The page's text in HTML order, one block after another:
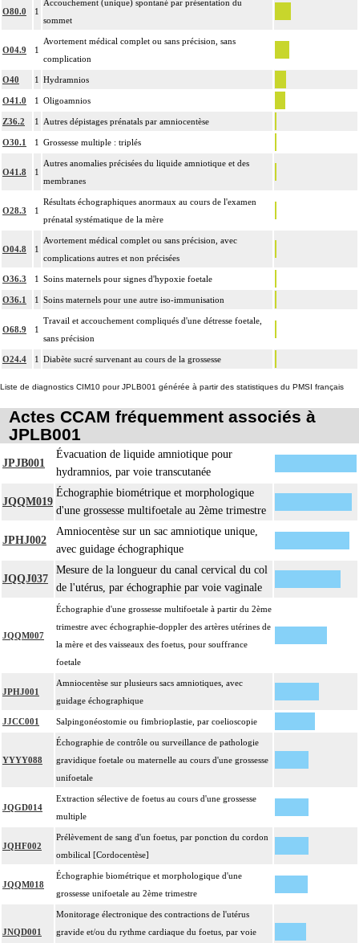
O80.0 1
Accouchement (unique) spontané par présentation du
sommet
O04.9 1
Avortement médical complet ou sans précision, sans
complication
O40 1 Hydramnios
O41.0 1 Oligoamnios
Z36.2 1 Autres dépistages prénatals par amniocentèse
O30.1 1 Grossesse multiple : triplés
O41.8 1
Autres anomalies précisées du liquide amniotique et des
membranes
O28.3 1
Résultats échographiques anormaux au cours de l'examen
prénatal systématique de la mère
O04.8 1
Avortement médical complet ou sans précision, avec
complications autres et non précisées
O36.3 1 Soins maternels pour signes d'hypoxie foetale
O36.1 1 Soins maternels pour une autre iso-immunisation
O68.9 1
Travail et accouchement compliqués d'une détresse foetale,
sans précision
O24.4 1 Diabète sucré survenant au cours de la grossesse
Liste de diagnostics CIM10 pour JPLB001 générée à partir des statistiques du PMSI français
Actes CCAM fréquemment associés à
JPLB001
JPJB001
Évacuation de liquide amniotique pour
hydramnios, par voie transcutanée
JQQM019
Échographie biométrique et morphologique
d'une grossesse multifoetale au 2ème trimestre
JPHJ002
Amniocentèse sur un sac amniotique unique,
avec guidage échographique
JQQJ037
Mesure de la longueur du canal cervical du col
de l'utérus, par échographie par voie vaginale
JQQM007
Échographie d'une grossesse multifoetale à partir du 2ème
trimestre avec échographie-doppler des artères utérines de
la mère et des vaisseaux des foetus, pour souffrance
foetale
JPHJ001
Amniocentèse sur plusieurs sacs amniotiques, avec
guidage échographique
JJCC001 Salpingonéostomie ou fimbrioplastie, par coelioscopie
YYYY088
Échographie de contrôle ou surveillance de pathologie
gravidique foetale ou maternelle au cours d'une grossesse
unifoetale
JQGD014
Extraction sélective de foetus au cours d'une grossesse
multiple
JQHF002
Prélèvement de sang d'un foetus, par ponction du cordon
ombilical [Cordocentèse]
JQQM018
Échographie biométrique et morphologique d'une
grossesse unifoetale au 2ème trimestre
JNQD001
Monitorage électronique des contractions de l'utérus
gravide et/ou du rythme cardiaque du foetus, par voie